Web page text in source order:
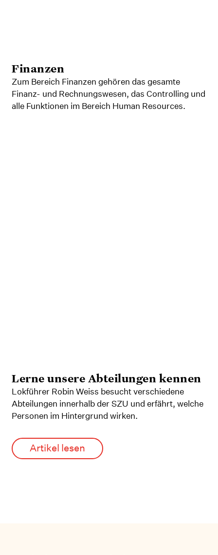
Finanzen
Zum Bereich Finanzen gehören das gesamte
Finanz- und Rechnungswesen, das Controlling und
alle Funktionen im Bereich Human Resources.
Lerne unsere Abteilungen kennen
Lokführer Robin Weiss besucht verschiedene
Abteilungen innerhalb der SZU und erfährt, welche
Personen im Hintergrund wirken.
Artikel lesen